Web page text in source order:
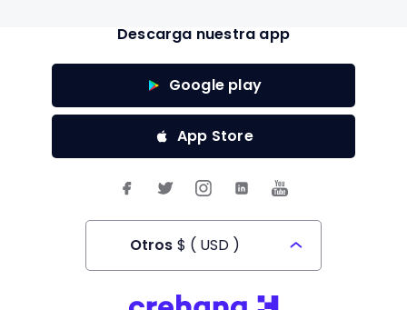
Descarga nuestra app
Google play
App Store
Otros $ ( USD )